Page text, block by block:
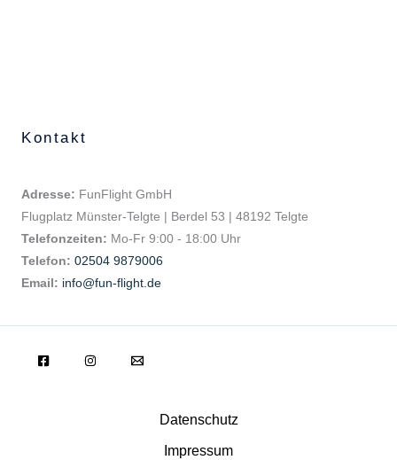
Kontakt
Adresse: FunFlight GmbH
Flugplatz Münster-Telgte | Berdel 53 | 48192 Telgte
Telefonzeiten: Mo-Fr 9:00 - 18:00 Uhr
Telefon: 02504 9879006
Email: info@fun-flight.de
Datenschutz
Impressum